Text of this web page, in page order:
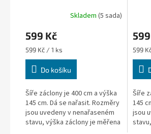
Skladem (5 sada)
599 Kč
Měrná
cena:
599 Kč / 1 ks
Do košíku
Šíře záclony je 400 cm a výška
145 cm. Dá se nařasit. Rozměry
jsou uvedeny v nenařaseném
stavu, výška záclony je měřena
Měrná
cena:
599
Šíře
145
jsou